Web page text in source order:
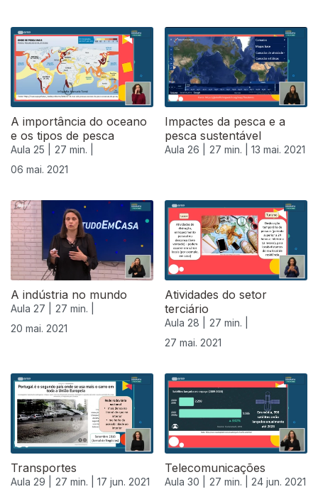
A importância do oceano
e os tipos de pesca
Aula 25 |
27 min. |
06 mai. 2021
Impactes da pesca e a
pesca sustentável
Aula 26 | 27 min. | 13 mai. 2021
A indústria no mundo
Aula 27 |
27 min. |
20 mai. 2021
Atividades do setor
terciário
Aula 28 |
27 min. |
27 mai. 2021
Transportes
Aula 29 | 27 min. | 17 jun. 2021
Telecomunicações
Aula 30 | 27 min. | 24 jun. 2021